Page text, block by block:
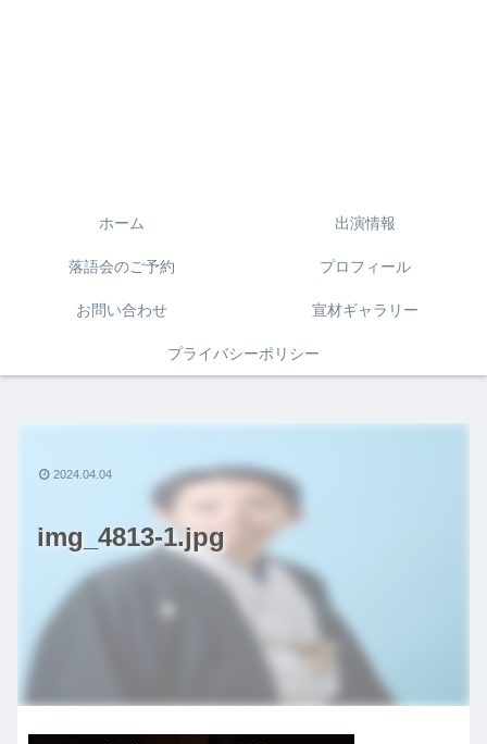
ホーム 出演情報
落語会のご予約 プロフィール
お問い合わせ 宣材ギャラリー
プライバシーポリシー
img_4813-1.jpg
2024.04.04